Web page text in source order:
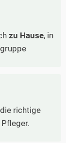
zu Hause, in
richtige